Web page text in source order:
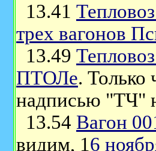
13.41
трех вагонов
13.49
ПТОЛе. Только
надписью "ТЧ"
13.54 Вагон
видим, 16